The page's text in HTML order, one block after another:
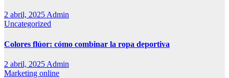
2 abril, 2025Admin
Uncategorized
Colores flúor: cómo combinar la ropa deportiva
2 abril, 2025 Admin
Marketing online